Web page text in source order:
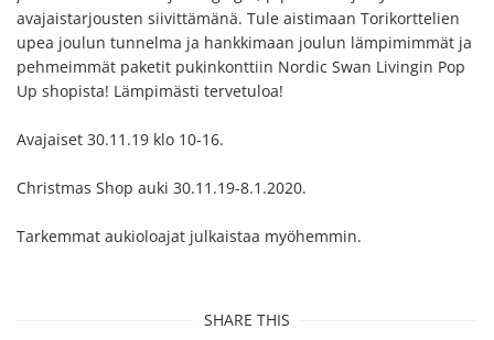
avajaistarjousten siivittämänä. Tule aistimaan Torikorttelien
upea joulun tunnelma ja hankkimaan joulun lämpimimmät ja
pehmeimmät paketit pukinkonttiin Nordic Swan Livingin Pop
Up shopista! Lämpimästi tervetuloa!
Avajaiset 30.11.19 klo 10-16.
Christmas Shop auki 30.11.19-8.1.2020.
Tarkemmat aukioloajat julkaistaa myöhemmin.
SHARE THIS